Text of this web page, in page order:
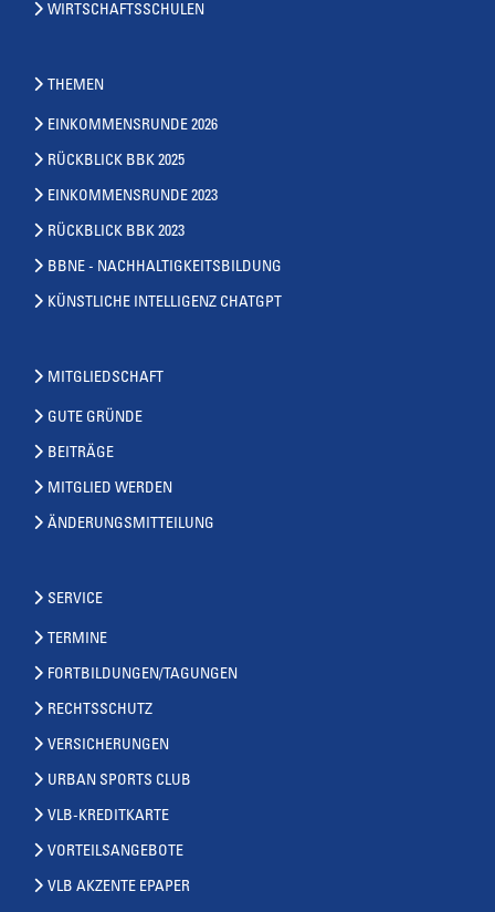
WIRTSCHAFTSSCHULEN
THEMEN
EINKOMMENSRUNDE 2026
RÜCKBLICK BBK 2025
EINKOMMENSRUNDE 2023
RÜCKBLICK BBK 2023
BBNE - NACHHALTIGKEITSBILDUNG
KÜNSTLICHE INTELLIGENZ CHATGPT
MITGLIEDSCHAFT
GUTE GRÜNDE
BEITRÄGE
MITGLIED WERDEN
ÄNDERUNGSMITTEILUNG
SERVICE
TERMINE
FORTBILDUNGEN/TAGUNGEN
RECHTSSCHUTZ
VERSICHERUNGEN
URBAN SPORTS CLUB
VLB-KREDITKARTE
VORTEILSANGEBOTE
VLB AKZENTE EPAPER